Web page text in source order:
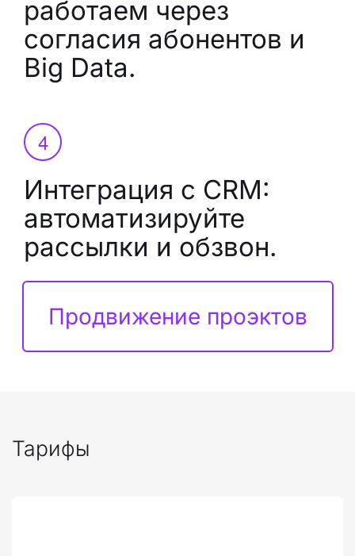
работаем через
согласия абонентов и
Big Data.
Интеграция с CRM:
автоматизируйте
рассылки и обзвон.
Продвижение проэктов
Тарифы